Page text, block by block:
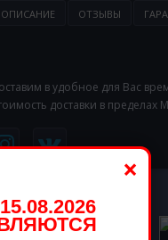
ОПИСАНИЕ ОТЗЫВЫ
в удобное для Вас
доставки в пределах
×